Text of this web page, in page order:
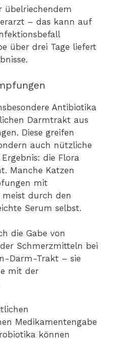
übelriechendem
– das kann auf
über drei Tage liefert
Antibiotika
Darmtrakt aus
Diese greifen
auch nützliche
die Flora
Manche Katzen
mit
durch den
Serum selbst.
die Gabe von
Schmerzmitteln bei
Darm-Trakt – sie
mit der
Medikamentengabe
können